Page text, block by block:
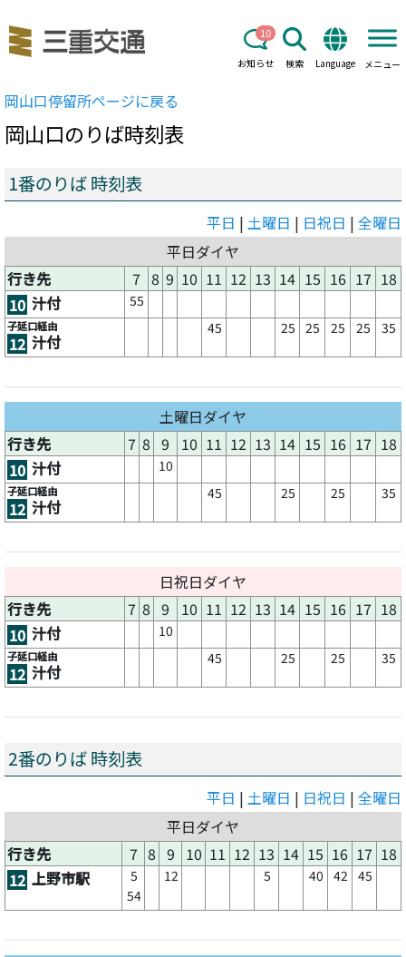
お知らせ
10
検索 Language メニュー
岡山口停留所ページに戻る
岡山口のりば時刻表
1番のりば 時刻表
平日 | 土曜日 | 日祝日 | 全曜日
平日ダイヤ
行き先
7 8 9 10 11 12 13 14 15 16 17 18
10 汁付 55
子延口経由
12 汁付
45 25 25 25 25 35
土曜日ダイヤ
行き先
7 8 9 10 11 12 13 14 15 16 17 18
10 汁付 10
子延口経由
12 汁付
45 25 25 35
日祝日ダイヤ
行き先
7 8 9 10 11 12 13 14 15 16 17 18
10 汁付 10
子延口経由
12 汁付
45 25 25 35
2番のりば 時刻表
平日 | 土曜日 | 日祝日 | 全曜日
平日ダイヤ
行き先
7 8 9 10 11 12 13 14 15 16 17 18
12 上野市駅
5
54
12 5 40 42 45